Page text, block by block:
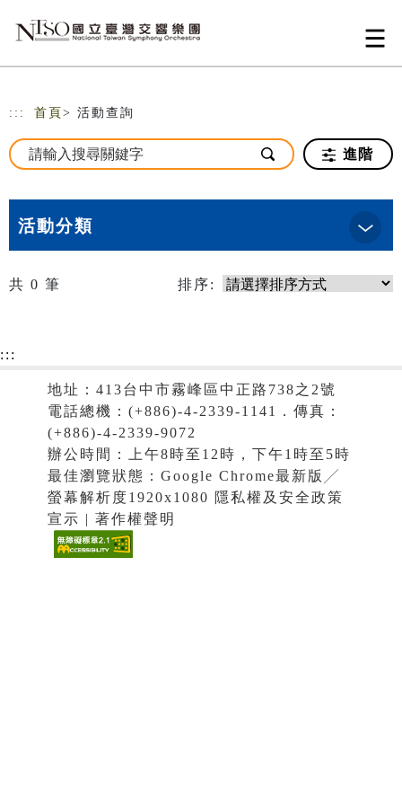
::: 首頁 > 活動查詢
進階
活動分類
共 0 筆 排序:
:::
地址：413台中市霧峰區中正路738之2號
電話總機：(+886)-4-2339-1141．傳真：
(+886)-4-2339-9072
辦公時間：上午8時至12時，下午1時至5時
最佳瀏覽狀態：Google Chrome最新版╱
螢幕解析度1920x1080 隱私權及安全政策
宣示 | 著作權聲明